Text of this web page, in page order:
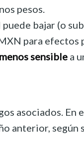
pesos.
bajar (o
para
menos sensible a
asociados. En
anterior, según